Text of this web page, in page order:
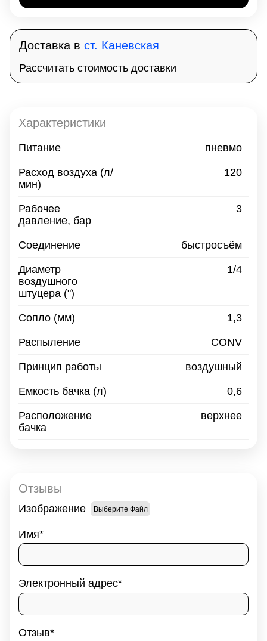
Доставка в ст. Каневская
Рассчитать стоимость доставки
Характеристики
Питание пневмо
Расход воздуха (л/
мин)
120
Рабочее
давление, бар
3
Соединение быстросъём
Диаметр
воздушного
штуцера (")
1/4
Сопло (мм) 1,3
Распыление CONV
Принцип работы воздушный
Емкость бачка (л) 0,6
Расположение
бачка
верхнее
Отзывы
Изображение Выберите Файл
Имя
Электронный адрес
Отзыв